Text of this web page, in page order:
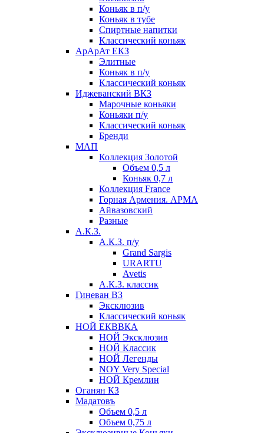
Коньяк в п/у
Коньяк в тубе
Спиртные напитки
Классический коньяк
АрАрАт ЕКЗ
Элитные
Коньяк в п/у
Классический коньяк
Иджеванский ВКЗ
Марочные коньяки
Коньяки п/у
Классический коньяк
Бренди
МАП
Коллекция Золотой
Объем 0,5 л
Коньяк 0,7 л
Коллекция France
Горная Армения. АРМА
Айвазовский
Разные
А.К.З.
А.К.З. п/у
Grand Sargis
URARTU
Avetis
А.К.З. классик
Гиневан ВЗ
Эксклюзив
Классический коньяк
НОЙ ЕКВВКА
НОЙ Эксклюзив
НОЙ Классик
НОЙ Легенды
NOY Very Speсial
НОЙ Кремлин
Оганян КЗ
Мадатовъ
Объем 0,5 л
Объем 0,75 л